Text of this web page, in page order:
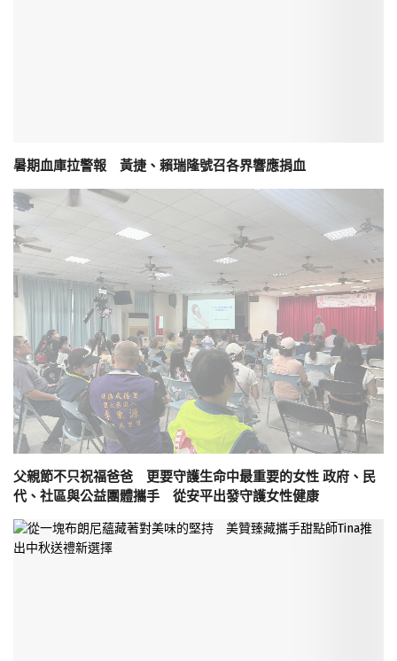
暑期血庫拉警報 黃捷、賴瑞隆號召各界響應捐血
父親節不只祝福爸爸 更要守護生命中最重要的女性 政府、民
代、社區與公益團體攜手 從安平出發守護女性健康